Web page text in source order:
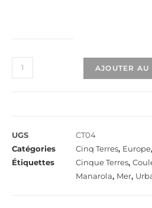
AJOUTER AU
UGS
CT04
Catégories
Cinq Terres, Europe,
Étiquettes
Cinque Terres,
Manarola, Mer,